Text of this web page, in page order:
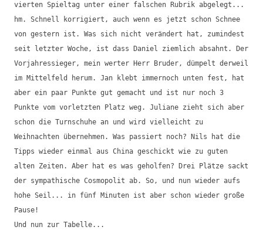
vierten Spieltag unter einer falschen Rubrik abgelegt...
hm. Schnell korrigiert, auch wenn es jetzt schon Schnee
von gestern ist. Was sich nicht verändert hat, zumindest
seit letzter Woche, ist dass Daniel ziemlich absahnt. Der
Vorjahressieger, mein werter Herr Bruder, dümpelt derweil
im Mittelfeld herum. Jan klebt immernoch unten fest, hat
aber ein paar Punkte gut gemacht und ist nur noch 3
Punkte vom vorletzten Platz weg. Juliane zieht sich aber
schon die Turnschuhe an und wird vielleicht zu
Weihnachten übernehmen. Was passiert noch? Nils hat die
Tipps wieder einmal aus China geschickt wie zu guten
alten Zeiten. Aber hat es was geholfen? Drei Plätze sackt
der sympathische Cosmopolit ab. So, und nun wieder aufs
hohe Seil... in fünf Minuten ist aber schon wieder große
Pause!
Und nun zur Tabelle...